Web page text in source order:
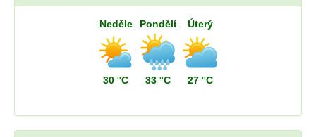
Neděle
30 °C
Pondělí
33 °C
Úterý
27 °C